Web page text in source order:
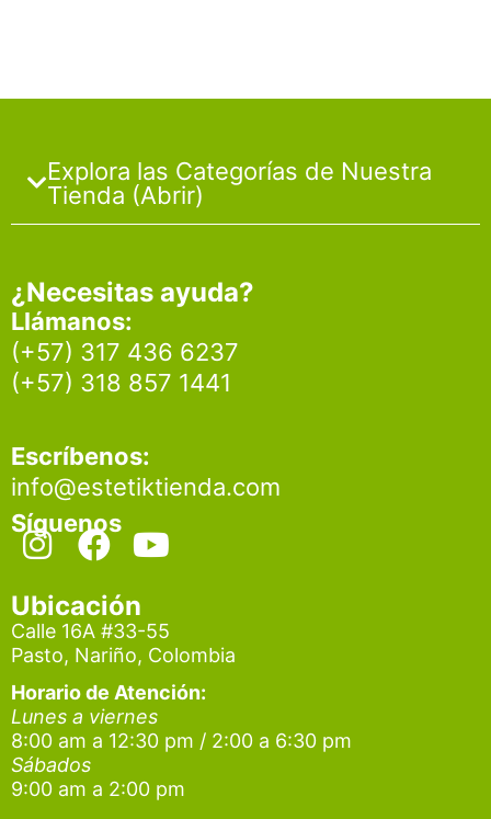
Explora las Categorías de Nuestra
Tienda (Abrir)
¿Necesitas ayuda?
Llámanos:
(+57) 317 436 6237
(+57) 318 857 1441
Escríbenos:
info@estetiktienda.com
Síguenos
I
n
s
t
a
g
r
a
m
F
a
c
e
b
o
o
Y
o
t
u
b
e
Ubicación
Calle 16A #33-55
Pasto, Nariño, Colombia
Horario de Atención:
Lunes a viernes
8:00 am a 12:30 pm / 2:00 a 6:30 pm
Sábados
9:00 am a 2:00 pm